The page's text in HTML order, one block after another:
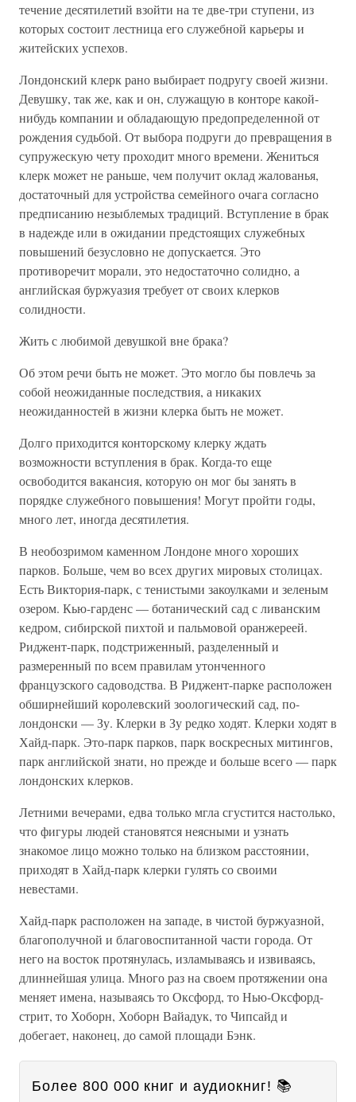
течение десятилетий взойти на те две-три ступени, из
которых состоит лестница его служебной карьеры и
житейских успехов.
Лондонский клерк рано выбирает подругу своей жизни.
Девушку, так же, как и он, служащую в конторе какой-
нибудь компании и обладающую предопределенной от
рождения судьбой. От выбора подруги до превращения в
супружескую чету проходит много времени. Жениться
клерк может не раньше, чем получит оклад жалованья,
достаточный для устройства семейного очага согласно
предписанию незыблемых традиций. Вступление в брак
в надежде или в ожидании предстоящих служебных
повышений безусловно не допускается. Это
противоречит морали, это недостаточно солидно, а
английская буржуазия требует от своих клерков
солидности.
Жить с любимой девушкой вне брака?
Об этом речи быть не может. Это могло бы повлечь за
собой неожиданные последствия, а никаких
неожиданностей в жизни клерка быть не может.
Долго приходится конторскому клерку ждать
возможности вступления в брак. Когда-то еще
освободится вакансия, которую он мог бы занять в
порядке служебного повышения! Могут пройти годы,
много лет, иногда десятилетия.
В необозримом каменном Лондоне много хороших
парков. Больше, чем во всех других мировых столицах.
Есть Виктория-парк, с тенистыми закоулками и зеленым
озером. Кью-гарденс — ботанический сад с ливанским
кедром, сибирской пихтой и пальмовой оранжереей.
Риджент-парк, подстриженный, разделенный и
размеренный по всем правилам утонченного
французского садоводства. В Риджент-парке расположен
обширнейший королевский зоологический сад, по-
лондонски — Зу. Клерки в Зу редко ходят. Клерки ходят в
Хайд-парк. Это-парк парков, парк воскресных митингов,
парк английской знати, но прежде и больше всего — парк
лондонских клерков.
Летними вечерами, едва только мгла сгустится настолько,
что фигуры людей становятся неясными и узнать
знакомое лицо можно только на близком расстоянии,
приходят в Хайд-парк клерки гулять со своими
невестами.
Хайд-парк расположен на западе, в чистой буржуазной,
благополучной и благовоспитанной части города. От
него на восток протянулась, изламываясь и извиваясь,
длиннейшая улица. Много раз на своем протяжении она
меняет имена, называясь то Оксфорд, то Нью-Оксфорд-
стрит, то Хоборн, Хоборн Вайадук, то Чипсайд и
добегает, наконец, до самой площади Бэнк.
Более 800 000 книг и аудиокниг! 📚